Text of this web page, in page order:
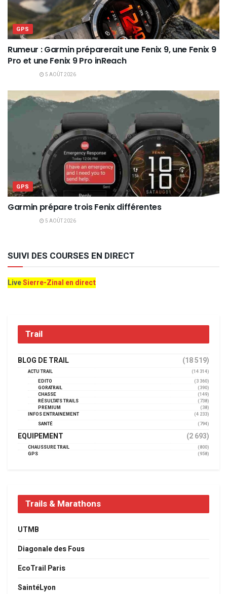
GPS
Rumeur : Garmin préparerait une Fenix 9, une Fenix 9
Pro et une Fenix 9 Pro inReach
5 AOÛT 2026
GPS
Garmin prépare trois Fenix différentes
5 AOÛT 2026
SUIVI DES COURSES EN DIRECT
LiveSierre-Zinal en direct
Trail
BLOG DE TRAIL (18 519)
ACTU TRAIL
(14 314)
EDITO
(3 360)
GORATRAIL
(390)
CHASSE
(149)
RÉSULTATS TRAILS
(738)
PREMIUM
(38)
INFOS ENTRAINEMENT
(4 233)
SANTÉ
(794)
EQUIPEMENT (2 693)
CHAUSSURE TRAIL
(800)
GPS
(958)
Trails & Marathons
UTMB
Diagonale des Fous
EcoTrail Paris
SaintéLyon